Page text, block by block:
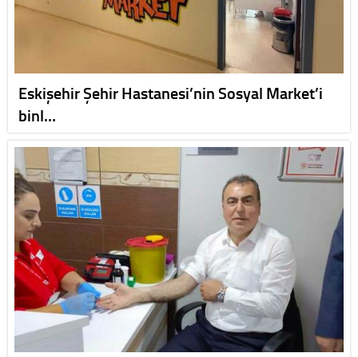
Eskişehir Şehir Hastanesi’nin Sosyal Market’i
binl…